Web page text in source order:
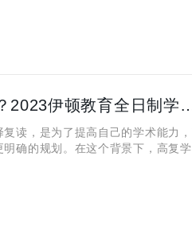
和针对性的辅导，帮助他
杭州西湖区全日制复读学校哪家好？2023
读，是为了提高自己的学术能力
确的规划。在这个背景下，高复学
找优秀的全日制复读学